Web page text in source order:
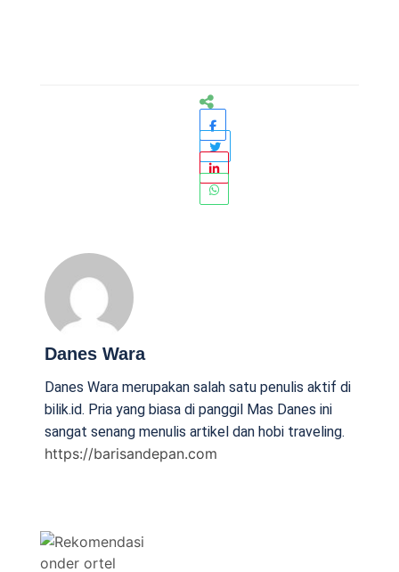
Danes Wara
Danes Wara merupakan salah satu penulis aktif di
bilik.id. Pria yang biasa di panggil Mas Danes ini
sangat senang menulis artikel dan hobi traveling.
https://barisandepan.com